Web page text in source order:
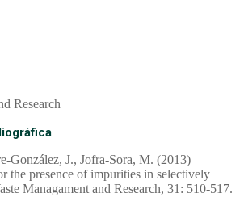
Research
González, J., Jofra-Sora, M. (2013)
the presence of impurities in selectively
Managament and Research, 31: 510-517.